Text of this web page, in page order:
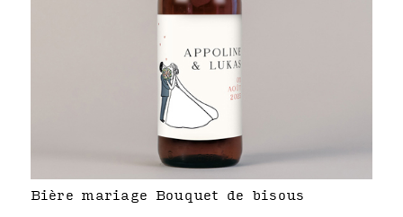
Bière mariage Bouquet de bisous